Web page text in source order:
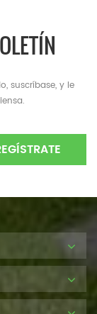
suscríbase, y le